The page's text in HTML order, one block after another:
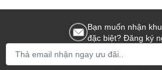
Bạn muốn nhận
đặc biệt? Đăng ký